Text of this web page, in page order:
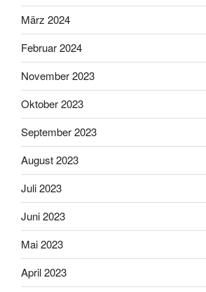
März 2024
Februar 2024
November 2023
Oktober 2023
September 2023
August 2023
Juli 2023
Juni 2023
Mai 2023
April 2023